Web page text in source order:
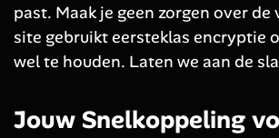
past. Maak je geen zorgen over de
site gebruikt eersteklas encryptie
wel te houden. Laten we aan de
Jouw Snelkoppeling